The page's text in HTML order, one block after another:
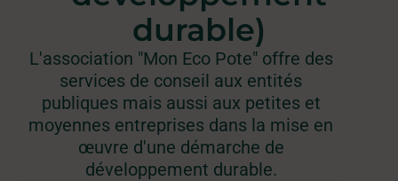
durable)
L'association "Mon Eco Pote" offre des
services de conseil aux entités
publiques mais aussi aux petites et
moyennes entreprises dans la mise en
œuvre d'une démarche de
développement durable.